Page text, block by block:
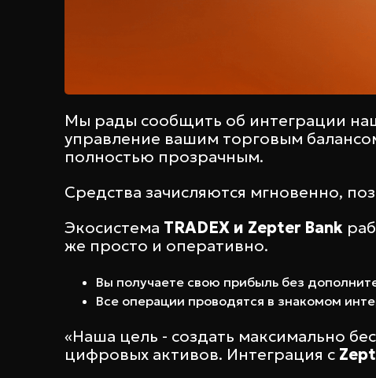
Мы рады сообщить об интеграции
управление вашим торговым
полностью прозрачным.
Средства зачисляются мгновенно,
Экосистема TRADEX и Zepter Bank
же просто и оперативно.
Вы получаете свою прибыль без
Все операции проводятся в знакомом
«Наша цель - создать максимально
цифровых активов. Интеграция с